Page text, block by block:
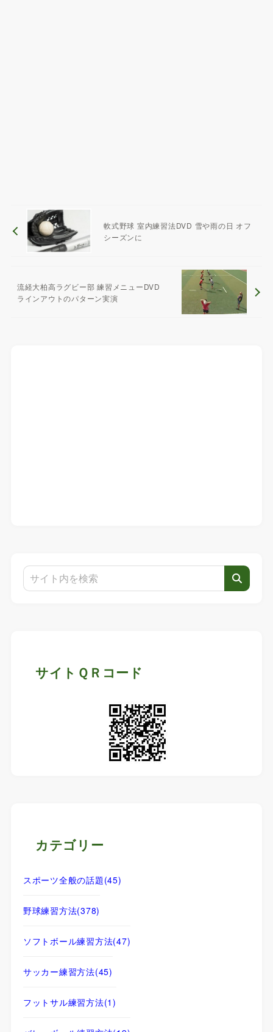
軟式野球 室内練習法DVD 雪や雨の日 オフ
シーズンに
流経大柏高ラグビー部 練習メニューDVD
ラインアウトのパターン実演
サイトＱＲコード
カテゴリー
スポーツ全般の話題(45)
野球練習方法(378)
ソフトボール練習方法(47)
サッカー練習方法(45)
フットサル練習方法(1)